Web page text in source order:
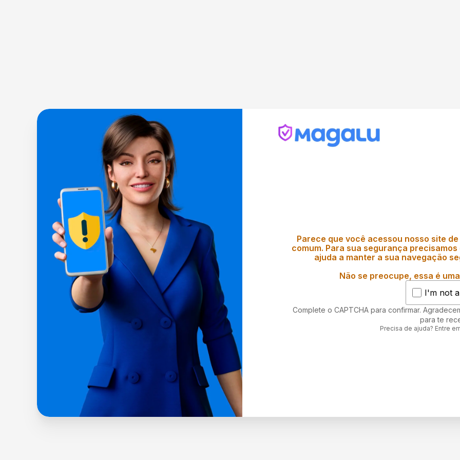
Parece que você acessou nosso site
comum. Para sua segurança
ajuda a manter a sua navegação
Não se preocupe, essa é
I'm not
Complete o CAPTCHA para confirmar.
para te
Precisa de ajuda? Entre